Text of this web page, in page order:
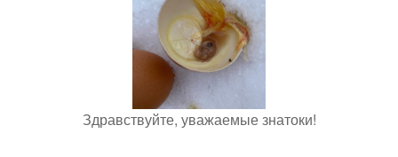
Здравствуйте, уважаемые знатоки!